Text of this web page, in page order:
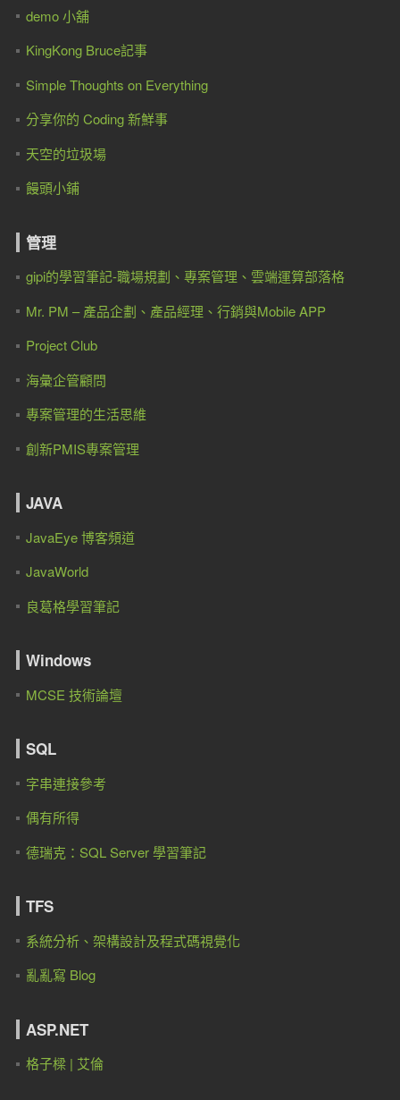
demo 小舖
KingKong Bruce記事
Simple Thoughts on Everything
分享你的 Coding 新鮮事
天空的垃圾場
饅頭小鋪
管理
gipi的學習筆記-職場規劃、專案管理、雲端運算部落格
Mr. PM – 產品企劃、產品經理、行銷與Mobile APP
Project Club
海彙企管顧問
專案管理的生活思維
創新PMIS專案管理
JAVA
JavaEye 博客頻道
JavaWorld
良葛格學習筆記
Windows
MCSE 技術論壇
SQL
字串連接參考
偶有所得
德瑞克：SQL Server 學習筆記
TFS
系統分析、架構設計及程式碼視覺化
亂亂寫 Blog
ASP.NET
格子樑 | 艾倫